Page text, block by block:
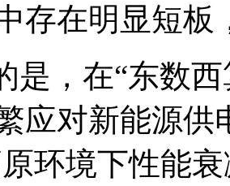
存在明显短板
是，在“东数
应对新能源供
环境下性能